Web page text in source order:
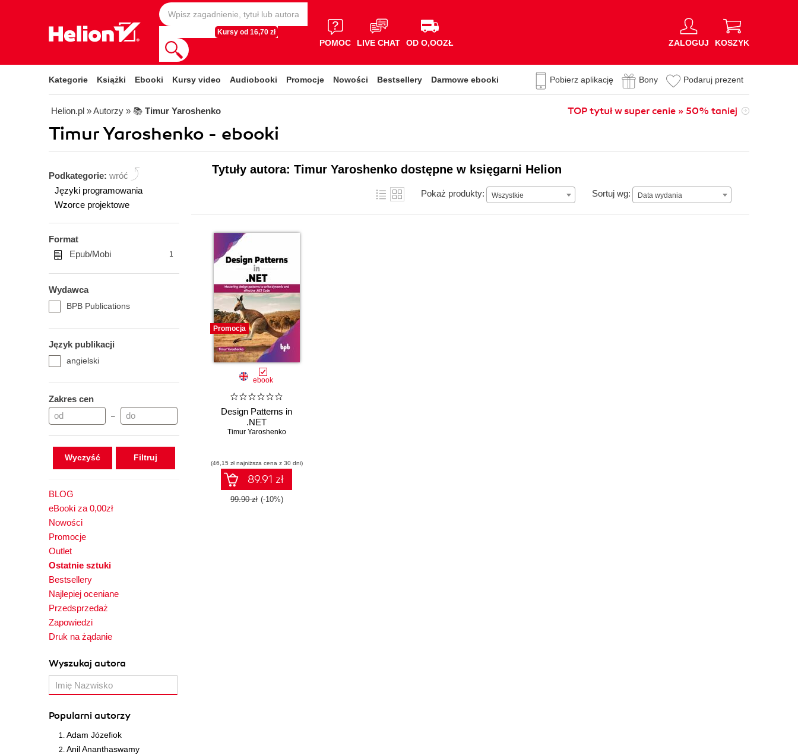
Kursy od 16,70 zł
POMOC LIVE CHAT OD O,OOZŁ ZALOGUJ KOSZYK
Kategorie Książki Ebooki Kursy video Audiobooki Promocje Nowości Bestsellery Darmowe ebooki Pobierz aplikację Bony Podaruj prezent
Helion.pl » Autorzy » 📚 Timur Yaroshenko TOP tytuł w super cenie » 50% taniej
Timur Yaroshenko - ebooki
Podkategorie: wróć
Języki programowania
Wzorce projektowe
Format
Epub/Mobi
1
Wydawca
BPB Publications
Język publikacji
angielski
Zakres cen
–
Wyczyść
BLOG
eBooki za 0,00zł
Nowości
Promocje
Outlet
Ostatnie sztuki
Bestsellery
Najlepiej oceniane
Przedsprzedaż
Zapowiedzi
Druk na żądanie
Wyszukaj autora
Popularni autorzy
Adam Józefiok
Anil Ananthaswamy
Tytuły autora: Timur Yaroshenko dostępne w księgarni Helion
Pokaż produkty: Wszystkie Sortuj wg: Data wydania
Data wydania
Promocja
ebook
Design Patterns in
.NET
Timur Yaroshenko
(46,15 zł najniższa cena z 30 dni)
89.91 zł
99.90 zł (-10%)